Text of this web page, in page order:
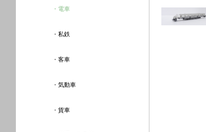
電車
私鉄
客車
気動車
貨車